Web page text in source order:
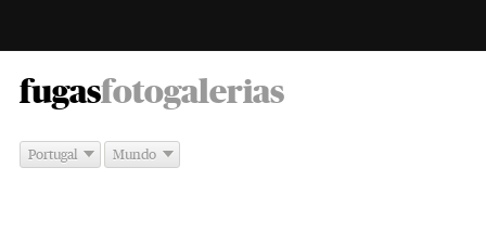
fugas -
fotogalerias
Portugal Mundo